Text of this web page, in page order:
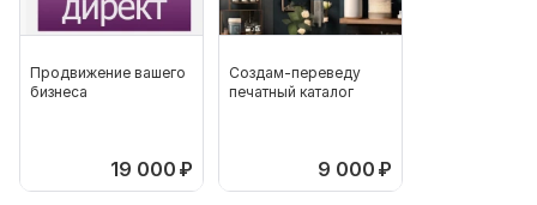
Продвижение вашего
бизнеса
19 000 ₽
Создам-переведу
печатный каталог
9 000 ₽